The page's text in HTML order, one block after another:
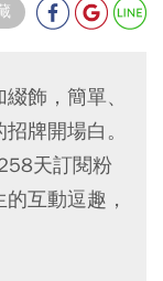
飾，簡單、
牌開場白。
天訂閱粉
互動逗趣，